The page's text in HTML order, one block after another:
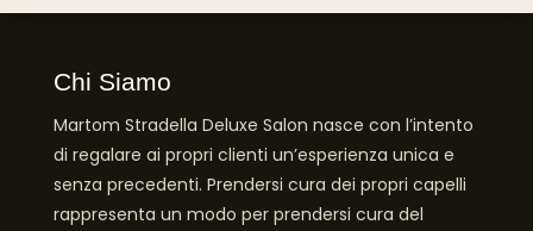
Chi Siamo
Martom Stradella Deluxe Salon nasce con l’intento
di regalare ai propri clienti un’esperienza unica e
senza precedenti. Prendersi cura dei propri capelli
rappresenta un modo per prendersi cura del